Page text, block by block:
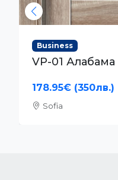
Business
VP-01S Алабама
204.52€ (400лв.)
Sofia